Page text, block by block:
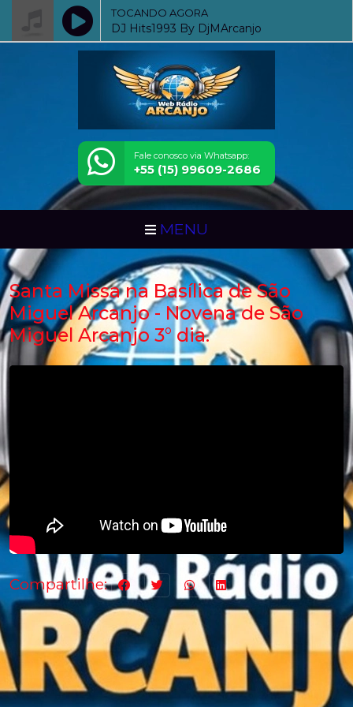
TOCANDO AGORA
DJ Hits1993 By DjMArcanjo
Fale conosco via Whatsapp:
+55 (15) 99609-2686
MENU
Santa Missa na Basílica de São
Miguel Arcanjo - Novena de São
Miguel Arcanjo 3° dia.
Compartilhe: